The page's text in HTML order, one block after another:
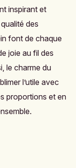
inspirant et
des
font de chaque
joie au fil des
le charme du
l’utile avec
proportions et en